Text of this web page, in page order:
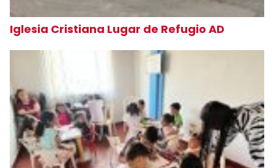
Iglesia Cristiana Lugar de Refugio AD